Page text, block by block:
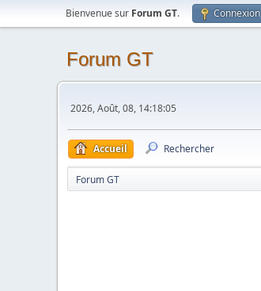
Bienvenue sur Forum GT. Connexion
Forum GT
2026, Août, 08, 14:18:05
Accueil Rechercher
Forum GT